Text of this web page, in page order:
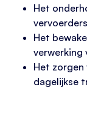
Het
Het
Het
dagelijkse